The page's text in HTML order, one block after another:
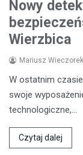
Nowy
Wierzbica
Mariusz Wieczorek
W ostatnim
swoje
technologiczne,…
Czytaj dalej